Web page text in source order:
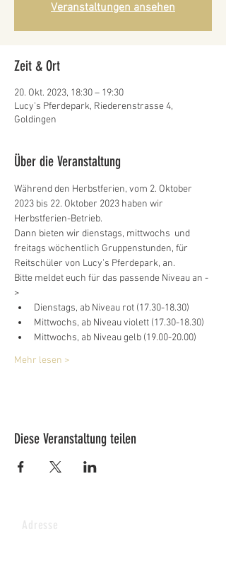
Veranstaltungen ansehen
Zeit & Ort
20. Okt. 2023, 18:30 – 19:30
Lucy's Pferdepark, Riederenstrasse 4,
Goldingen
Über die Veranstaltung
Während den Herbstferien, vom 2. Oktober
2023 bis 22. Oktober 2023 haben wir
Herbstferien-Betrieb.
Dann bieten wir dienstags, mittwochs  und
freitags wöchentlich Gruppenstunden, für
Reitschüler von Lucy’s Pferdepark, an.
Bitte meldet euch für das passende Niveau an -
>
Dienstags, ab Niveau rot (17.30-18.30)
Mittwochs, ab Niveau violett (17.30-18.30)
Mittwochs, ab Niveau gelb (19.00-20.00)
Mehr lesen >
Diese Veranstaltung teilen